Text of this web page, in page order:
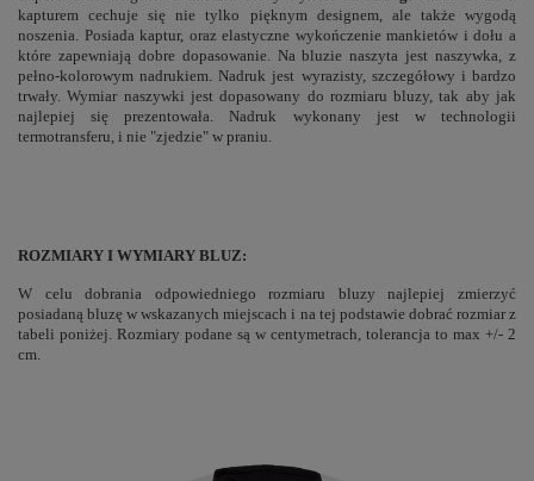
kapturem cechuje się nie tylko pięknym designem, ale także wygodą
noszenia. Posiada kaptur, oraz elastyczne wykończenie mankietów i dołu a
które zapewniają dobre dopasowanie. Na bluzie naszyta jest naszywka, z
pełno-kolorowym nadrukiem. Nadruk jest wyrazisty, szczegółowy i bardzo
trwały. Wymiar naszywki jest dopasowany do rozmiaru bluzy, tak aby jak
najlepiej się prezentowała. Nadruk wykonany jest w technologii
termotransferu, i nie "zjedzie" w praniu.
ROZMIARY I WYMIARY BLUZ:
W celu dobrania odpowiedniego rozmiaru bluzy najlepiej zmierzyć
posiadaną bluzę w wskazanych miejscach i na tej podstawie dobrać rozmiar z
tabeli poniżej. Rozmiary podane są w centymetrach, tolerancja to max +/- 2
cm.